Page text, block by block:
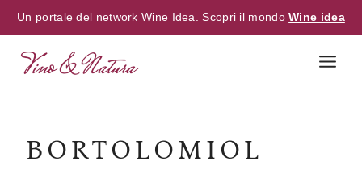
Un portale del network Wine Idea. Scopri il mondoWine idea
BORTOLOMIOL